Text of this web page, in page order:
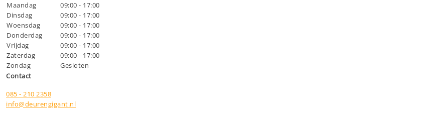
Maandag
Dinsdag
Woensdag
Donderdag
Vrijdag
Zaterdag
Zondag
09:00 - 17:00
09:00 - 17:00
09:00 - 17:00
09:00 - 17:00
09:00 - 17:00
09:00 - 17:00
Gesloten
Contact
085 - 210 2358
info@deurengigant.nl